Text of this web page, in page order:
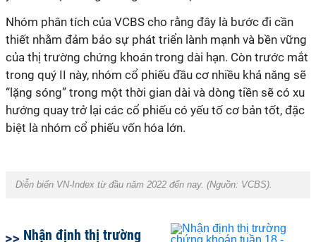
Nhóm phân tích của VCBS cho rằng đây là bước đi cần
thiết nhằm đảm bảo sự phát triển lành mạnh và bền vững
của thị trường chứng khoán trong dài hạn. Còn trước mắt
trong quý II này, nhóm cổ phiếu đầu cơ nhiều khả năng sẽ
“lặng sóng” trong một thời gian dài và dòng tiền sẽ có xu
hướng quay trở lại các cổ phiếu có yếu tố cơ bản tốt, đặc
biệt là nhóm cổ phiếu vốn hóa lớn.
Diễn biến VN-Index từ đầu năm 2022 đến nay. (Nguồn: VCBS).
Nhận định thị trường